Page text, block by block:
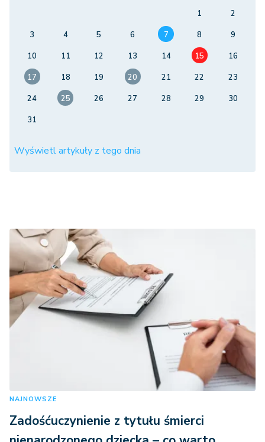
1
2
3
4 5 6 7 8
9
10
11 12 13 14 15
16
17
18 19 20 21 22
23
24
25 26 27 28 29
30
31
Wyświetl artykuły z tego dnia
NAJNOWSZE
Zadośćuczynienie z tytułu śmierci